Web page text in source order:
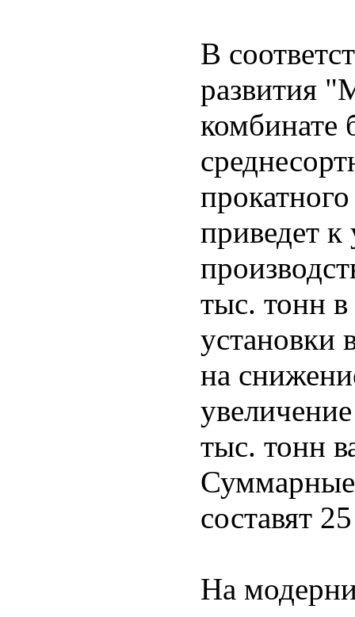
В
развития
комбинате
приведет
тыс. тонн в
установки
на
тыс. тонн
Суммарные
составят
На